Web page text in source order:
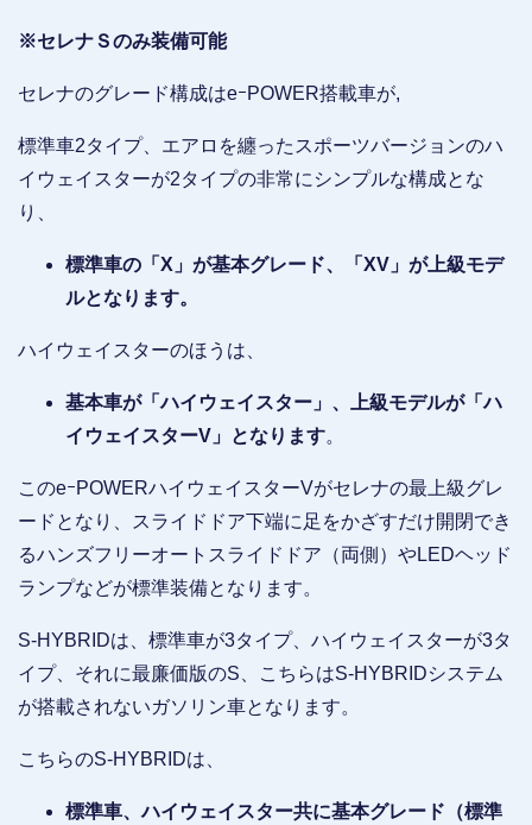
※セレナＳのみ装備可能
セレナのグレード構成はeｰPOWER搭載車が,
標準車2タイプ、エアロを纏ったスポーツバージョンのハ
イウェイスターが2タイプの非常にシンプルな構成とな
り、
標準車の「X」が基本グレード、「XV」が上級モデ
ルとなります。
ハイウェイスターのほうは、
基本車が「ハイウェイスター」、上級モデルが「ハ
イウェイスターV」となります。
このeｰPOWERハイウェイスターVがセレナの最上級グレ
ードとなり、スライドドア下端に足をかざすだけ開閉でき
るハンズフリーオートスライドドア（両側）やLEDヘッド
ランプなどが標準装備となります。
S-HYBRIDは、標準車が3タイプ、ハイウェイスターが3タ
イプ、それに最廉価版のS、こちらはS-HYBRIDシステム
が搭載されないガソリン車となります。
こちらのS-HYBRIDは、
標準車、ハイウェイスター共に基本グレード（標準